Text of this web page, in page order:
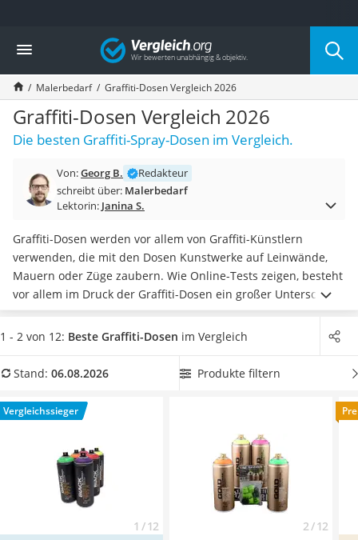
Die beliebtesten Vergleiche nach Kategorie
Baumarkt
Tresor feuerfest
Makita-Akku-Rasenmäher
Kappsäge
Smartes Türschloss
Akku-Rasentrimmer
Feuchtigkeitsmessgerät
Split-Klimaanlage 2 Innengeräte
Pelletofen
Tiefbrunnenpumpe
Fliesenschneider
Hochdruckreiniger
Doppelschleifer
Überwachungskamera
Benzinrasenmäher mit Elektrostart
Löschdecke
Winterharte Palmen
Gasdurchlauferhitzer
Vergleich
Malerbedarf Graffiti-Dosen Vergleich 2026
Graffiti-Dosen Vergleich 2026
Die besten Graffiti-Spray-Dosen im Vergleich.
Von:Georg B.
Redakteur
schreibt über: Malerbedarf
Lektorin: Janina S.
Graffiti-Dosen werden vor allem von Graffiti-Künstlern
verwenden, die mit den Dosen Kunstwerke auf Leinwände,
Mauern oder Züge zaubern. Wie Online-Tests zeigen, besteht
vor allem im Druck der Graffiti-Dosen ein großer Unterschied.
Für das Aufsprühen vonfeinen Strichen eignen sich Dosen
mit hohem Druck besonders gut. Wollen Sie das Graffiti
Graffiti-Entfernerzu kaufen.
Wählen Sie jetzt aus unserer
verschiedenen Farben
, um Ihre Kunstwerke bunt gestalten zu
können. Überzeugt hat uns hier im August 2026 besonders
Montana-Black fluoreszierende Neon–Farben
seinen Eigenschaften.
1 - 2 von 12: Beste Graffiti-Dosen im Vergleich
Stand: 06.08.2026 Produkte filtern
Vergleichssieger
1 / 12 2 / 12